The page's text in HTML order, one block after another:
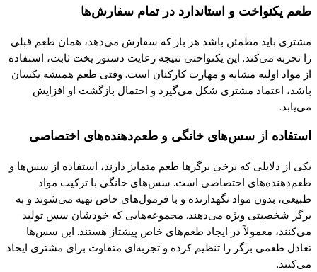
طعم یکنواخت و استاندارد در تمام سفارش‌ها
مشتری باید مطمئن باشد هر بارکه سفارش می‌دهد، همان طعم قبلی
را تجربه می‌کند. این یکنواختی نتیجه رعایت دستور پخت ثابت، استفاده
از مواد اولیه مشابه و مهارتکارکنان است. وقتی طعم همیشه یکسان
باشد، اعتماد مشتری شکل می‌گیرد و احتمال بازگشت او افزایش
می‌یابد.
استفاده از سس‌های خانگی و طعم‌دهنده‌های اختصاصی
یکی از دلایلیکه برخی برگرها طعم متمایز دارند، استفاده از سس‌ها و
طعم‌دهنده‌های اختصاصی است. سس‌های خانگی با ترکیب مواد
طبیعی، بدون مواد نگهدارنده و با فرمول‌های خاص تهیه می‌شوند و به
برگر شخصیتی ویژه می‌دهند. مجموعه‌هاییکه خودشان سس تولید
می‌کنند، معمولاً در ایجاد طعم‌های خاص پیشتاز هستند. این سس‌ها
تعادل طعمی برگر را تنظیمکرده و تجربه‌ای متفاوت برای مشتری ایجاد
می‌کنند.